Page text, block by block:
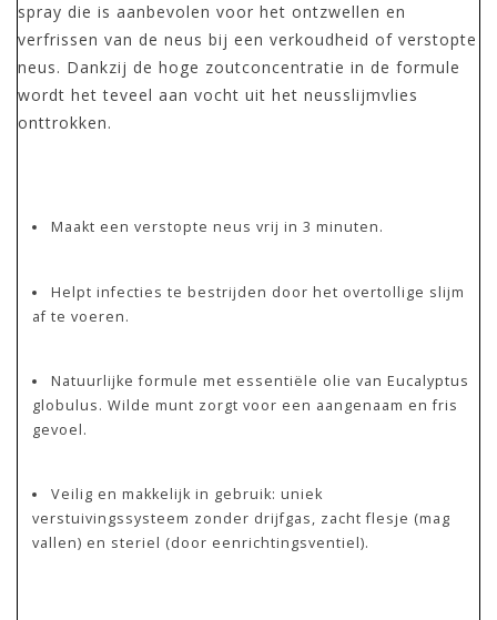
spray die is aanbevolen voor het ontzwellen en
verfrissen van de neus bij een verkoudheid of verstopte
neus. Dankzij de hoge zoutconcentratie in de formule
wordt het teveel aan vocht uit het neusslijmvlies
onttrokken.
Maakt een verstopte neus vrij in 3 minuten.
Helpt infecties te bestrijden door het overtollige slijm
af te voeren.
Natuurlijke formule met essentiële olie van Eucalyptus
globulus. Wilde munt zorgt voor een aangenaam en fris
gevoel.
Veilig en makkelijk in gebruik: uniek
verstuivingssysteem zonder drijfgas, zacht flesje (mag
vallen) en steriel (door eenrichtingsventiel).